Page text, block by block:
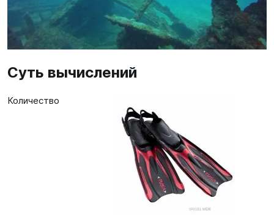
Суть вычислений
Количество